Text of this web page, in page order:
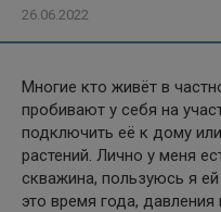
26.06.2022
Многие кто живёт в
пробивают у себя на
подключить её к дому
растений. Лично у меня
скважина, пользуюсь я
это время года,